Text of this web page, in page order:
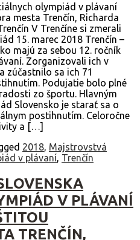
olympiád v plávaní
mesta Trenčín, Richarda
V Trenčíne si zmerali
15. marec 2018 Trenčín –
majú za sebou 12. ročník
Zorganizovali ich v
zúčastnilo sa ich 71
Podujatie bolo plné
zo športu. Hlavným
Slovensko je starať sa o
postihnutím. Celoročne
a […]
2018, Majstrovstvá
v plávaní, Trenčín
V PLÁVANÍ
TRENČÍN,